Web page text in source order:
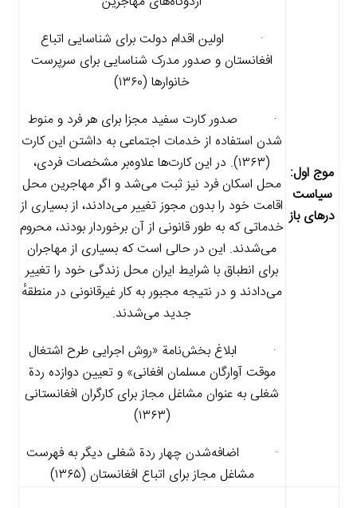
موج اول:
سیاست
درهای باز
· اولین اقدام دولت برای شناسایی اتباع
افغانستان و صدور مدرک شناسایی برای سرپرست
خانوارها (۱۳۶۰)
· صدور کارت سفید مجزا برای هر فرد و منوط
شدن استفاده از خدمات اجتماعی به داشتن این کارت
(۱۳۶۳). در این کارت‌ها علاوه‌بر مشخصات فردی،
محل اسکان فرد نیز ثبت می‌شد و اگر مهاجرین محل
اقامت خود را بدون مجوز تغییر می‌دادند، از بسیاری از
خدماتی که به طور قانونی از آن برخوردار بودند، محروم
می‌شدند. این در حالی است که بسیاری از مهاجران
برای انطباق با شرایط ایران محل زندگی خود را تغییر
می‌دادند و در نتیجه مجبور به کار غیرقانونی در منطقهٔ
جدید می‌شدند.
· ابلاغ بخش‌نامة «روش اجرایی طرح اشتغال
موقت آوارگان مسلمان افغانی» و تعیین دوازده ردة
شغلی به عنوان مشاغل مجاز برای کارگران افغانستانی
(۱۳۶۳)
· اضافه‌شدن چهار ردة شغلی دیگر به فهرست
مشاغل مجاز برای اتباع افغانستان (۱۳۶۵)